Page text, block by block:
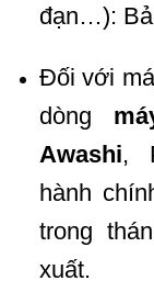
đạn…):
Đối với
dòng
Awashi,
hành
trong
xuất.